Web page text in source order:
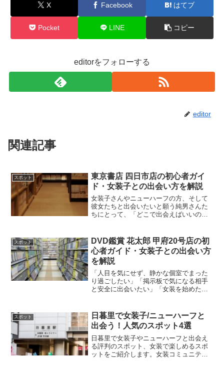
X Facebook はてブ
Pocket LINE コピー
editorをフォローする
editor
関連記事
スポット
東京書店 四日市店の初心者ガイ
ド・女装子との出会い方を解説
女装子さんやニューハーフの方、そして
彼女たちと出会いたいと願う純男さんた
ちにとって、「どこで出会えばいいの
とって、気軽に足を運べて、同じ趣味や
関心を持つ人と出会える場所...
スポット
DVD鑑賞 花太郎 甲府20号店の初
心者ガイド・女装子との出会い方
を解説
「人目を気にせず、静かな個室でまった
り過ごしたい」「掲示板で気になる相手
と安全に出会いたい」「女装を始めたば
梨県にある《DVD鑑賞 花太郎 甲府20号
店》です。本記事で...
スポット
日暮里で女装子/ニューハーフと
出会う！人気のスポット4選
日暮里で女装子やニューハーフと出会え
る評判のスポット、女装で楽しめるスポ
ットをご紹介します。女装コミュニティ